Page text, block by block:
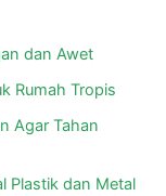
dan Awet
Rumah Tropis
Agar Tahan
Plastik dan Metal